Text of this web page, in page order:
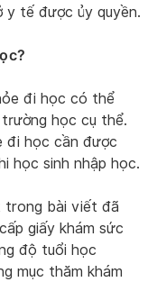
tế được ủy quyền.
đi học có thể
học cụ thể.
đi học cần được
học sinh nhập học.
trong bài viết đã
giấy khám sức
độ tuổi học
mục thăm khám